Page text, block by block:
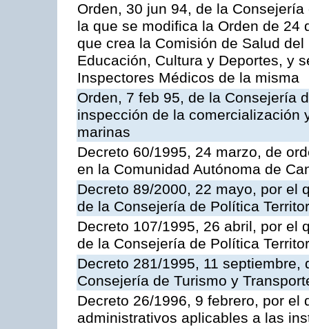
Orden, 30 jun 94, de la
la que se modifica la Orden de 24
que crea la Comisión de Salud
Educación, Cultura y Deportes, y
Inspectores Médicos de la misma
Orden, 7 feb 95, de la Consejería
inspección de la comercialización
marinas
Decreto 60/1995, 24 marzo, de
en la Comunidad Autónoma de
Decreto 89/2000, 22 mayo, por el
de la Consejería de Política
Decreto 107/1995, 26 abril, por el
de la Consejería de Política
Decreto 281/1995, 11
Consejería de Turismo y
Decreto 26/1996, 9 febrero, por
administrativos aplicables a las